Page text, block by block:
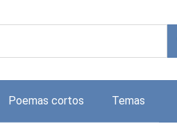
Poemas cortos Temas